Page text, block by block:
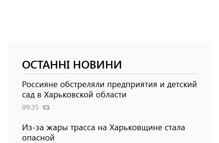
ОСТАННІ НОВИНИ
Россияне обстреляли предприятия и детский
сад в Харьковской области
09:35
Из-за жары трасса на Харьковщине стала
опасной